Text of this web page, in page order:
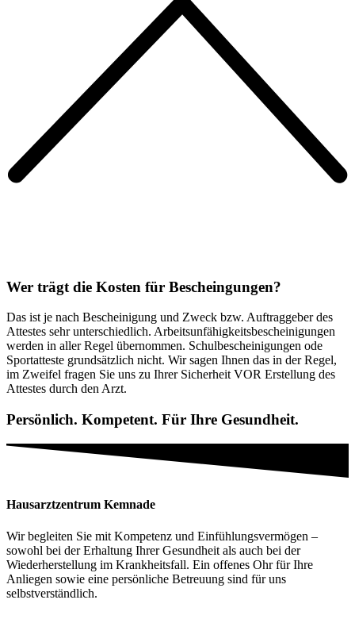
Wer trägt die Kosten für Bescheingungen?
Das ist je nach Bescheinigung und Zweck bzw. Auftraggeber des
Attestes sehr unterschiedlich. Arbeitsunfähigkeitsbescheinigungen
werden in aller Regel übernommen. Schulbescheinigungen ode
Sportatteste grundsätzlich nicht. Wir sagen Ihnen das in der Regel,
im Zweifel fragen Sie uns zu Ihrer Sicherheit VOR Erstellung des
Attestes durch den Arzt.
Persönlich. Kompetent. Für Ihre Gesundheit.
Hausarztzentrum Kemnade
Wir begleiten Sie mit Kompetenz und Einfühlungsvermögen –
sowohl bei der Erhaltung Ihrer Gesundheit als auch bei der
Wiederherstellung im Krankheitsfall. Ein offenes Ohr für Ihre
Anliegen sowie eine persönliche Betreuung sind für uns
selbstverständlich.